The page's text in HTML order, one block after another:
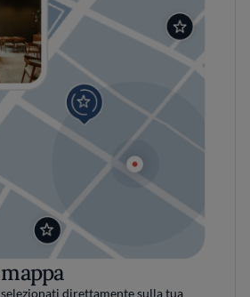
direttamente sulla tua